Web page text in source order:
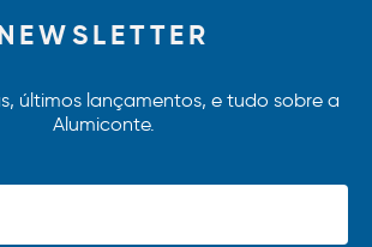
últimos lançamentos, e tudo sobre a
Alumiconte.